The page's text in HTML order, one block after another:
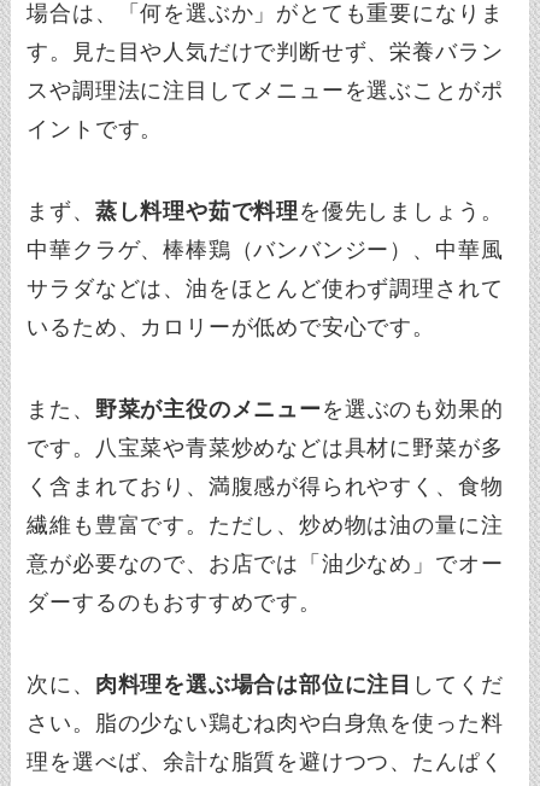
場合は、「何を選ぶか」がとても重要になりま
す。見た目や人気だけで判断せず、栄養バラン
スや調理法に注目してメニューを選ぶことがポ
イントです。
まず、 蒸し料理や茹で料理 を優先しましょう。
中華クラゲ、棒棒鶏（バンバンジー）、中華風
サラダなどは、油をほとんど使わず調理されて
いるため、カロリーが低めで安心です。
また、 野菜が主役のメニュー を選ぶのも効果的
です。八宝菜や青菜炒めなどは具材に野菜が多
く含まれており、満腹感が得られやすく、食物
繊維も豊富です。ただし、炒め物は油の量に注
意が必要なので、お店では「油少なめ」でオー
ダーするのもおすすめです。
次に、 肉料理を選ぶ場合は部位に注目 してくだ
さい。脂の少ない鶏むね肉や白身魚を使った料
理を選べば、余計な脂質を避けつつ、たんぱく